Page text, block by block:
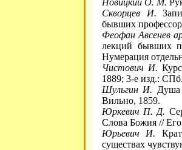
Скворцев И.
бывших
Феофан Авсенев
лекций бывших
Нумерация
Чистович И.
1889; 3-е изд.:
Шульгин И. Душа
Вильно, 1859.
Юркевич П. Д.
Слова Божия //
Юрьевич И.
существах